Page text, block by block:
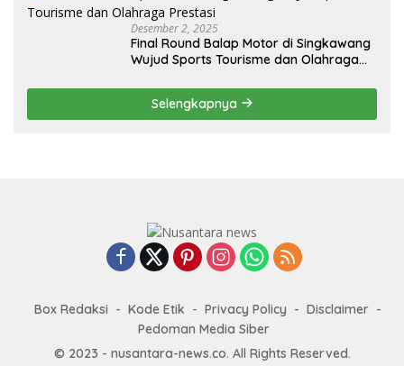
Desember 2, 2025
Final Round Balap Motor di Singkawang
Wujud Sports Tourisme dan Olahraga
Selengkapnya
Box Redaksi Kode Etik Privacy Policy
Disclaimer
Pedoman Media Siber
© 2023 - nusantara-news.co. All Rights Reserved.